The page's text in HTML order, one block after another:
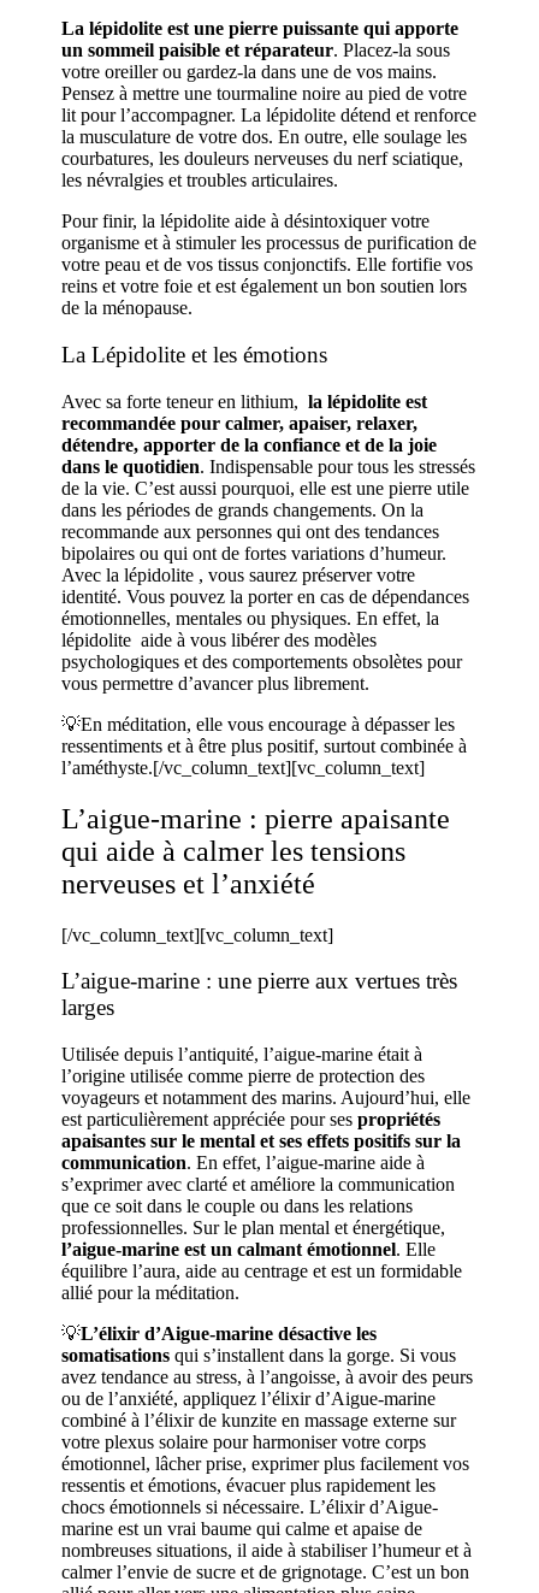
La lépidolite est une pierre puissante qui apporte
un sommeil paisible et réparateur. Placez-la sous
votre oreiller ou gardez-la dans une de vos mains.
Pensez à mettre une tourmaline noire au pied de votre
lit pour l’accompagner. La lépidolite détend et renforce
la musculature de votre dos. En outre, elle soulage les
courbatures, les douleurs nerveuses du nerf sciatique,
les névralgies et troubles articulaires.
Pour finir, la lépidolite aide à désintoxiquer votre
organisme et à stimuler les processus de purification de
votre peau et de vos tissus conjonctifs. Elle fortifie vos
reins et votre foie et est également un bon soutien lors
de la ménopause.
La Lépidolite et les émotions
Avec sa forte teneur en lithium,la lépidolite est
recommandée pour calmer, apaiser, relaxer,
détendre, apporter de la confiance et de la joie
dans le quotidien. Indispensable pour tous les stressés
de la vie. C’est aussi pourquoi, elle est une pierre utile
dans les périodes de grands changements. On la
recommande aux personnes qui ont des tendances
bipolaires ou qui ont de fortes variations d’humeur.
Avec la lépidolite , vous saurez préserver votre
identité. Vous pouvez la porter en cas de dépendances
émotionnelles, mentales ou physiques. En effet, la
lépidolite aide à vous libérer des modèles
psychologiques et des comportements obsolètes pour
vous permettre d’avancer plus librement.
💡En méditation, elle vous encourage à dépasser les
ressentiments et à être plus positif, surtout combinée à
l’améthyste.[/vc_column_text][vc_column_text]
L’aigue-marine : pierre apaisante
qui aide à calmer les tensions
nerveuses et l’anxiété
[/vc_column_text][vc_column_text]
L’aigue-marine : une pierre aux vertues très
larges
Utilisée depuis l’antiquité, l’aigue-marine était à
l’origine utilisée comme pierre de protection des
voyageurs et notamment des marins. Aujourd’hui, elle
est particulièrement appréciée pour sespropriétés
apaisantes sur le mental et ses effets positifs sur la
communication. En effet, l’aigue-marine aide à
s’exprimer avec clarté et améliore la communication
que ce soit dans le couple ou dans les relations
professionnelles. Sur le plan mental et énergétique,
l’aigue-marine est un calmant émotionnel. Elle
équilibre l’aura, aide au centrage et est un formidable
allié pour la méditation.
💡L’élixir d’Aigue-marine désactive les
somatisationsqui s’installent dans la gorge. Si vous
avez tendance au stress, à l’angoisse, à avoir des peurs
ou de l’anxiété, appliquez l’élixir d’Aigue-marine
combiné à l’élixir de kunzite en massage externe sur
votre plexus solaire pour harmoniser votre corps
émotionnel, lâcher prise, exprimer plus facilement vos
ressentis et émotions, évacuer plus rapidement les
chocs émotionnels si nécessaire. L’élixir d’Aigue-
marine est un vrai baume qui calme et apaise de
nombreuses situations, il aide à stabiliser l’humeur et à
calmer l’envie de sucre et de grignotage. C’est un bon